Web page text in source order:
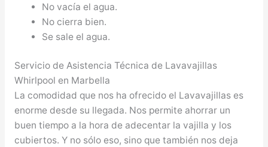
No vacía el agua.
No cierra bien.
Se sale el agua.
Servicio de Asistencia Técnica de Lavavajillas
Whirlpool en Marbella
La comodidad que nos ha ofrecido el Lavavajillas es
enorme desde su llegada. Nos permite ahorrar un
buen tiempo a la hora de adecentar la vajilla y los
cubiertos. Y no sólo eso, sino que también nos deja